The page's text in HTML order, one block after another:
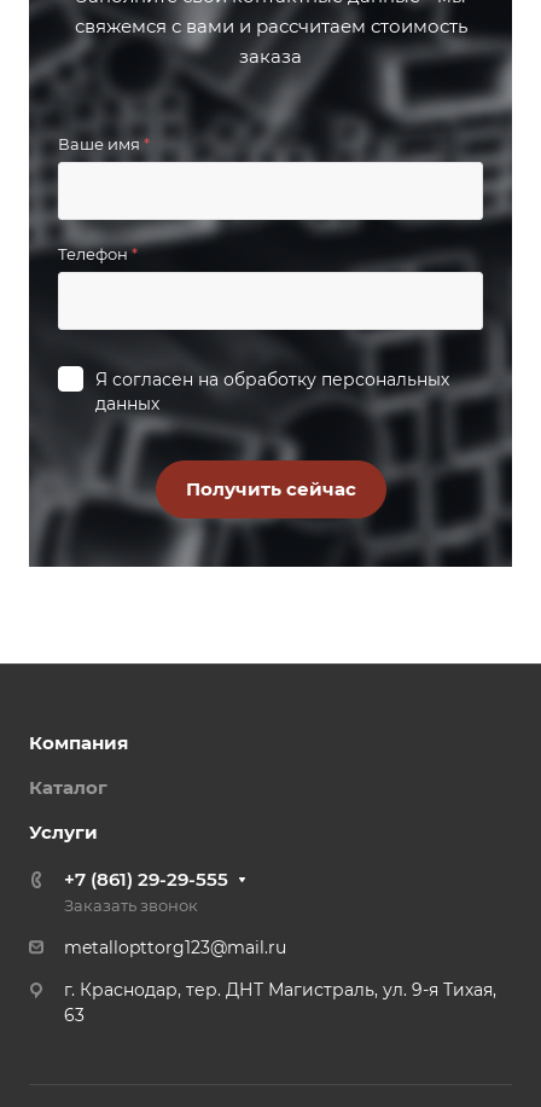
свяжемся с вами и рассчитаем стоимость
заказа
Ваше имя *
Телефон*
Я согласен на обработку персональных
данных
Компания
Каталог
Услуги
+7 (861) 29-29-555
Заказать звонок
metallopttorg123@mail.ru
г. Краснодар, тер. ДНТ Магистраль, ул. 9-я Тихая,
63